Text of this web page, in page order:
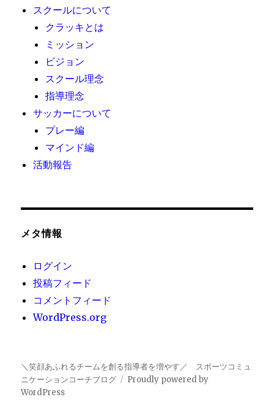
スクールについて
クラッキとは
ミッション
ビジョン
スクール理念
指導理念
サッカーについて
プレー編
マインド編
活動報告
メタ情報
ログイン
投稿フィード
コメントフィード
WordPress.org
＼笑顔あふれるチームを創る指導者を増やす／ スポーツコミュ
ニケーションコーチブログ
Proudly powered by
WordPress